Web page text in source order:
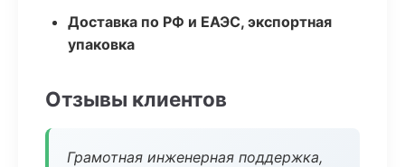
Доставка по РФ и ЕАЭС, экспортная
упаковка
Отзывы клиентов
Грамотная инженерная поддержка,